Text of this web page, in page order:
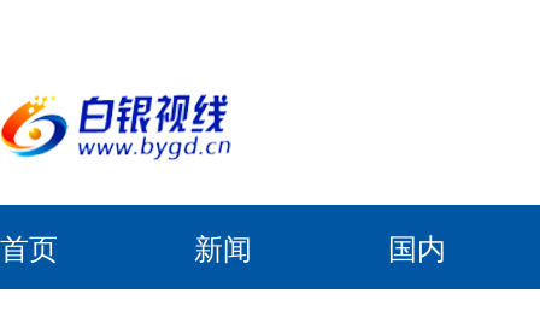
首页 新闻 国内